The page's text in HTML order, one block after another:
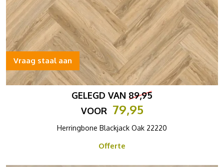
GELEGD VAN 89,95
VOOR 79,95
Herringbone Blackjack Oak 22220
Offerte
Vraag staal aan